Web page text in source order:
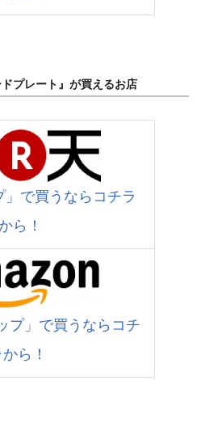
プレート』が買えるお店
」で買うならコチラ
から！
プ」で買うならコチ
から！